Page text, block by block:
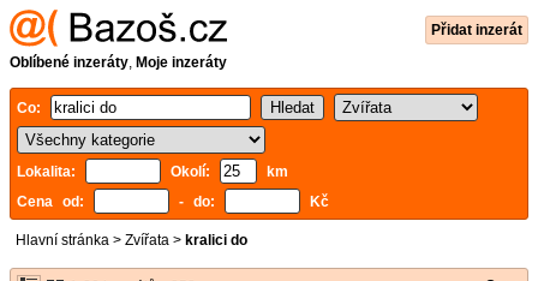
Přidat inzerát
Oblíbené inzeráty, Moje inzeráty
Co:
Lokalita: Okolí:
km
Cena od:
- do: Kč
Hlavní stránka > Zvířata > kralici do